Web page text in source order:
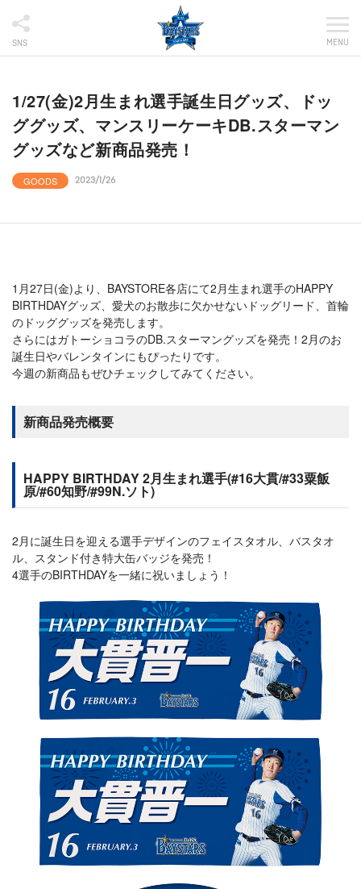
SNS MENU
1/27(金)2月生まれ選手誕生日グッズ、ドッ
ググッズ、マンスリーケーキDB.スターマン
グッズなど新商品発売！
GOODS 2023/1/26
1月27日(金)より、BAYSTORE各店にて2月生まれ選手のHAPPY
BIRTHDAYグッズ、愛犬のお散歩に欠かせないドッグリード、首輪
のドッググッズを発売します。
さらにはガトーショコラのDB.スターマングッズを発売！2月のお
誕生日やバレンタインにもぴったりです。
今週の新商品もぜひチェックしてみてください。
新商品発売概要
HAPPY BIRTHDAY 2月生まれ選手(#16大貫/#33粟飯
原/#60知野/#99N.ソト)
2月に誕生日を迎える選手デザインのフェイスタオル、バスタオ
ル、スタンド付き特大缶バッジを発売！
4選手のBIRTHDAYを一緒に祝いましょう！